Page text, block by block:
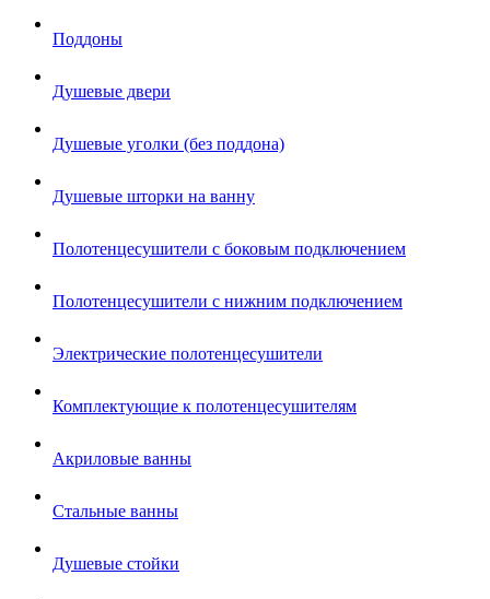
Поддоны
Душевые двери
Душевые уголки (без поддона)
Душевые шторки на ванну
Полотенцесушители с боковым подключением
Полотенцесушители с нижним подключением
Электрические полотенцесушители
Комплектующие к полотенцесушителям
Акриловые ванны
Стальные ванны
Душевые стойки